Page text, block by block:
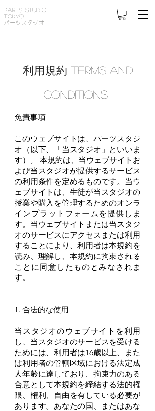
PARTS STUDIO
TOKYO
パーツスタジオ
利用規約 Terms and
Conditions
免責事項
このウェブサイトは、パーツスタジ
オ（以下、「当スタジオ」といいま
す）。 本規約は、当ウェブサイトお
よび当スタジオが提供するサービス
の利用条件を定めるものです。当ウ
ェブサイトは、生徒が当スタジオの
授業や購入を管理するためのオンラ
インプラットフォームを提供しま
す。当ウェブサイトまたは当スタジ
オのサービスにアクセスまたは利用
することにより、利用者は本規約を
読み、理解し、本規約に拘束される
ことに同意したものとみなされま
す。
1. 合法的な使用
当スタジオのウェブサイトを利用
し、当スタジオのサービスを受ける
ためには、利用者は16歳以上、また
は利用者の管轄区域における法定成
人年齢に達しており、拘束力のある
合意として本規約を締結する法的権
限、権利、自由を有している必要が
あります。あなたの国、またはあな